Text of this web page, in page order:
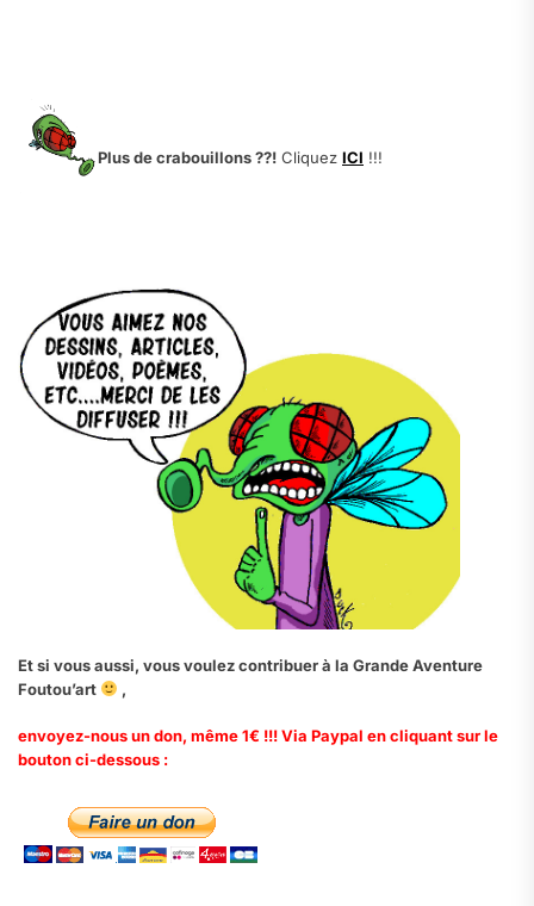
Plus de crabouillons ??! Cliquez ICI !!!
Et si vous aussi, vous voulez contribuer à la Grande Aventure
Foutou’art
,
envoyez-nous un don, même 1€ !!! Via Paypal en cliquant sur le
bouton ci-dessous :